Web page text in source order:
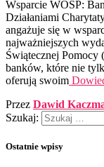
Wsparcie WOŚP:
Działaniami
angażuje się w
najważniejszych
Świątecznej Pomocy
banków, które nie
oferują swoim
Przez Dawid
Szukaj:
Ostatnie wpisy